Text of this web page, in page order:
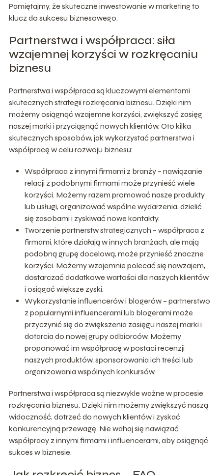
Pamiętajmy, że skuteczne inwestowanie w marketing to
klucz do sukcesu biznesowego.
Partnerstwa i współpraca: siła
wzajemnej korzyści w rozkręcaniu
biznesu
Partnerstwa i współpraca są kluczowymi elementami
skutecznych strategii rozkręcania biznesu. Dzięki nim
możemy osiągnąć wzajemne korzyści, zwiększyć zasięg
naszej marki i przyciągnąć nowych klientów. Oto kilka
skutecznych sposobów, jak wykorzystać partnerstwa i
współpracę w celu rozwoju biznesu:
Współpraca z innymi firmami z branży – nawiązanie
relacji z podobnymi firmami może przynieść wiele
korzyści. Możemy razem promować nasze produkty
lub usługi, organizować wspólne wydarzenia, dzielić
się zasobami i zyskiwać nowe kontakty.
Tworzenie partnerstw strategicznych – współpraca z
firmami, które działają w innych branżach, ale mają
podobną grupę docelową, może przynieść znaczne
korzyści. Możemy wzajemnie polecać się nawzajem,
dostarczać dodatkowe wartości dla naszych klientów
i osiągać większe zyski.
Wykorzystanie influencerów i blogerów – partnerstwo
z popularnymi influencerami lub blogerami może
przyczynić się do zwiększenia zasięgu naszej marki i
dotarcia do nowej grupy odbiorców. Możemy
proponować im współpracę w postaci recenzji
naszych produktów, sponsorowania ich treści lub
organizowania wspólnych konkursów.
Partnerstwa i współpraca są niezwykle ważne w procesie
rozkręcania biznesu. Dzięki nim możemy zwiększyć naszą
widoczność, dotrzeć do nowych klientów i zyskać
konkurencyjną przewagę. Nie wahaj się nawiązać
współpracy z innymi firmami i influencerami, aby osiągnąć
sukces w biznesie.